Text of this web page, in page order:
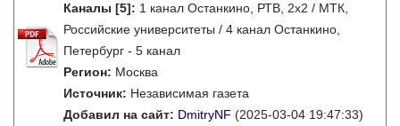
Каналы [5]: 1 канал Останкино, РТВ, 2х2 / МТК,
Российские университеты / 4 канал Останкино,
Петербург - 5 канал
Регион: Москва
Источник: Независимая газета
Добавил на сайт: DmitryNF (2025-03-04 19:47:33)